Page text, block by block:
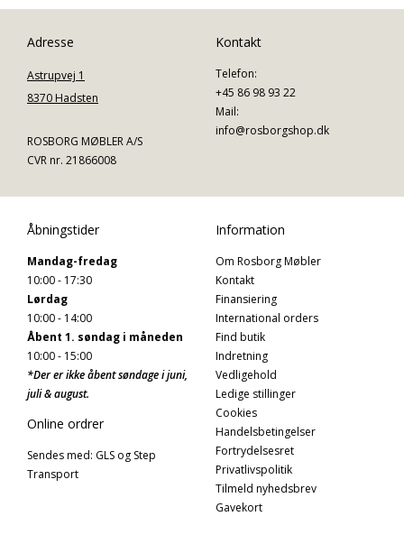
Adresse
Astrupvej 1
8370 Hadsten
ROSBORG MØBLER A/S
CVR nr. 21866008
Kontakt
Telefon:
+45 86 98 93 22
Mail:
info@rosborgshop.dk
Åbningstider
Mandag-fredag
10:00 - 17:30
Lørdag
10:00 - 14:00
Åbent 1. søndag i måneden
10:00 - 15:00
*Der er ikke åbent søndage i juni,
juli & august.
Online ordrer
Sendes med: GLS og Step
Transport
Information
Om Rosborg Møbler
Kontakt
Finansiering
International orders
Find butik
Indretning
Vedligehold
Ledige stillinger
Cookies
Handelsbetingelser
Fortrydelsesret
Privatlivspolitik
Tilmeld nyhedsbrev
Gavekort